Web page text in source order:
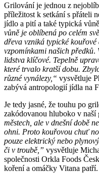
Grilování je jednou z
příležitost k setkání s přáteli
jídlo a pití a také typická
vůně je oblíbená po celém
dřeva vzniká typické kouřové
vzpomínkami našich předků.
lidstva klíčové. Tepelně
které trvalo kratší dobu.
různé vynálezy,“ vysvětluje
zabývá antropologií jídla na
Je tedy jasné, že touhu po
zakódovanou hluboko v naší
městech, ale v dnešní době
ohni. Proto kouřovou chuť
pouze elektrický nebo
či v troubě,” vysvětluje
společnosti Orkla Foods
koření a omáčky Vitana patří.